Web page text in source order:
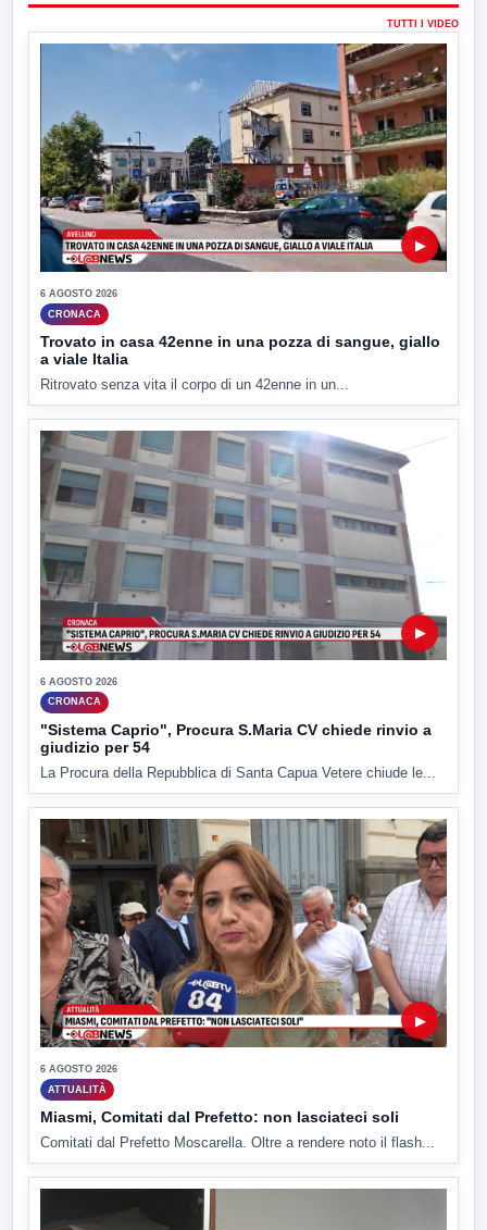
TUTTI I VIDEO
▶
6 AGOSTO 2026
CRONACA
Trovato in casa 42enne in una pozza di sangue, giallo
a viale Italia
Ritrovato senza vita il corpo di un 42enne in un...
▶
6 AGOSTO 2026
CRONACA
"Sistema Caprio", Procura S.Maria CV chiede rinvio a
giudizio per 54
La Procura della Repubblica di Santa Capua Vetere chiude le...
▶
6 AGOSTO 2026
ATTUALITÀ
Miasmi, Comitati dal Prefetto: non lasciateci soli
Comitati dal Prefetto Moscarella. Oltre a rendere noto il flash...